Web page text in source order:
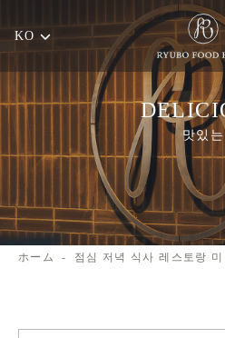
KO
맛있는
ホーム 점심 저녁 식사 레스토랑